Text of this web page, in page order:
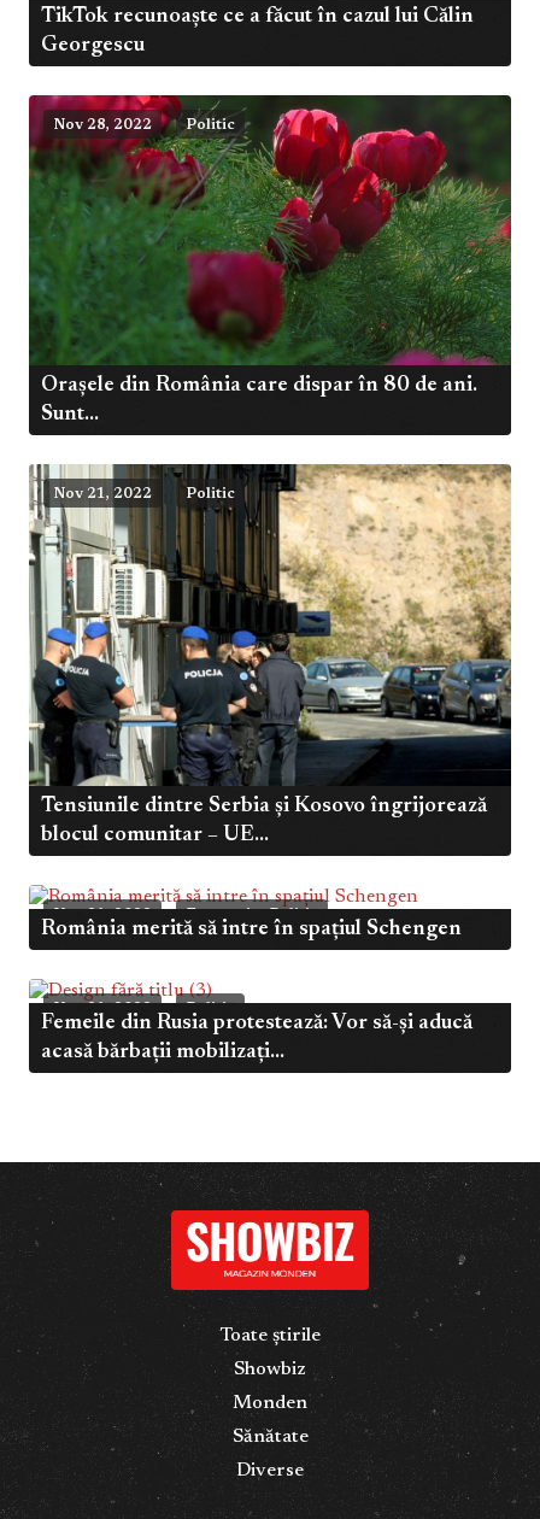
Dec 4, 2024 Politic
TikTok recunoaște ce a făcut în cazul lui Călin
Georgescu
Nov 28, 2022 Politic
Orașele din România care dispar în 80 de ani.
Sunt...
Nov 21, 2022 Politic
Tensiunile dintre Serbia și Kosovo îngrijorează
blocul comunitar – UE...
,
România merită să intre în spațiul Schengen
Femeile din Rusia protestează: Vor să-și aducă
acasă bărbații mobilizați...
Toate știrile
Showbiz
Monden
Sănătate
Diverse